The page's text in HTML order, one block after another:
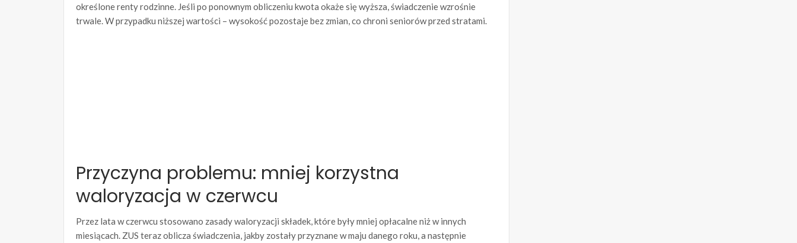
określone renty rodzinne. Jeśli po ponownym obliczeniu kwota okaże się wyższa, świadczenie wzrośnie
trwale. W przypadku niższej wartości – wysokość pozostaje bez zmian, co chroni seniorów przed stratami.
Przyczyna problemu: mniej korzystna
waloryzacja w czerwcu
Przez lata w czerwcu stosowano zasady waloryzacji składek, które były mniej opłacalne niż w innych
miesiącach. ZUS teraz oblicza świadczenia, jakby zostały przyznane w maju danego roku, a następnie